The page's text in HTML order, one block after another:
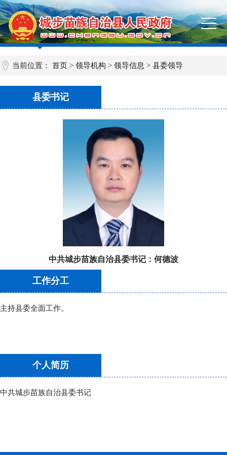
当前位置：首页 >领导机构 >领导信息 >县委领导
县委书记
中共城步苗族自治县委书记： 何德波
工作分工
主持县委全面工作。
个人简历
中共城步苗族自治县委书记